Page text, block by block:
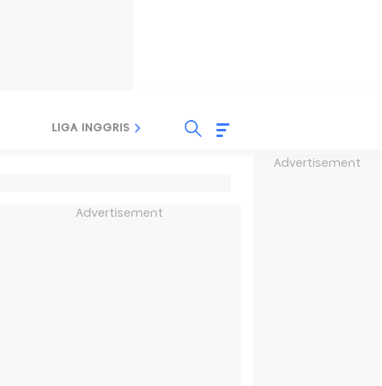
Advertisement
LIGA INGGRIS LIGA ITALIA
Advertisement